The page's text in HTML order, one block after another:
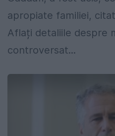
apropiate familiei,
Aflați detaliile despre
controversat...